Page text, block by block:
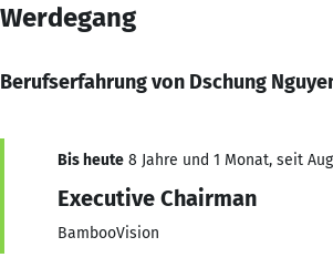
Werdegang
Berufserfahrung von Dschung
Bis heute 8 Jahre und 1 Monat, seit
Executive Chairman
BambooVision